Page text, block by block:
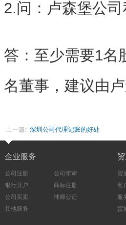
2.问：卢森堡公
答：至少需要1名
名董事，建议由
上一篇: 深圳公司代理记账的好处
企业服务
公司注册
公司年审
银行开户
商标注册
公司买卖
律师公证
其他服务
贸
客
服
贸